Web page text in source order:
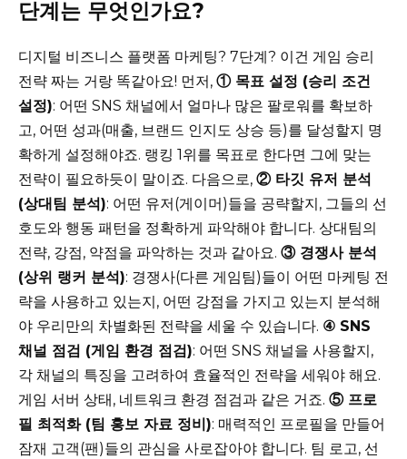
단계는 무엇인가요?
디지털 비즈니스 플랫폼 마케팅? 7단계? 이건 게임 승리
전략 짜는 거랑 똑같아요! 먼저, ① 목표 설정 (승리 조건
설정): 어떤 SNS 채널에서 얼마나 많은 팔로워를 확보하
고, 어떤 성과(매출, 브랜드 인지도 상승 등)를 달성할지 명
확하게 설정해야죠. 랭킹 1위를 목표로 한다면 그에 맞는
전략이 필요하듯이 말이죠. 다음으로, ② 타깃 유저 분석
(상대팀 분석): 어떤 유저(게이머)들을 공략할지, 그들의 선
호도와 행동 패턴을 정확하게 파악해야 합니다. 상대팀의
전략, 강점, 약점을 파악하는 것과 같아요. ③ 경쟁사 분석
(상위 랭커 분석): 경쟁사(다른 게임팀)들이 어떤 마케팅 전
략을 사용하고 있는지, 어떤 강점을 가지고 있는지 분석해
야 우리만의 차별화된 전략을 세울 수 있습니다. ④ SNS
채널 점검 (게임 환경 점검): 어떤 SNS 채널을 사용할지,
각 채널의 특징을 고려하여 효율적인 전략을 세워야 해요.
게임 서버 상태, 네트워크 환경 점검과 같은 거죠. ⑤ 프로
필 최적화 (팀 홍보 자료 정비): 매력적인 프로필을 만들어
잠재 고객(팬)들의 관심을 사로잡아야 합니다. 팀 로고, 선